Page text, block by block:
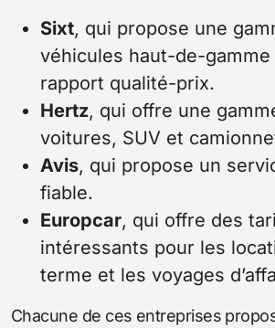
Sixt, qui propose une
véhicules haut-de-
rapport qualité-prix.
Hertz, qui offre une
voitures, SUV et
Avis, qui propose un
fiable.
Europcar, qui offre des
intéressants pour les
terme et les voyages
Chacune de ces entreprises